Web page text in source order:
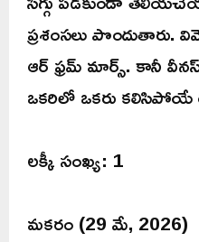
ప్రశంసలు పొందుతారు.
ఆర్ ఫ్రమ్ మార్స్. కానీ
ఒకరిలో ఒకరు
లక్కీ సంఖ్య: 1
మకరం (29 మే, 2026)